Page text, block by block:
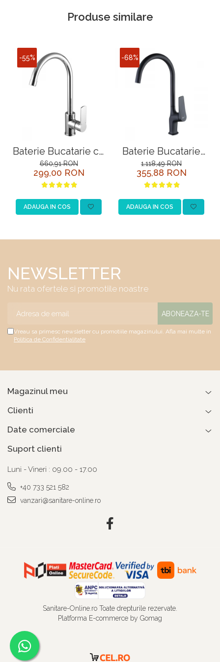
Produse similare
-55%
Baterie Bucatarie cu
Pipa Pivotanta
Lemark Plus Grace
LM1505C Crom
660,91 RON
299,00 RON
ADAUGA IN COS
-68%
Baterie Bucatarie
Lemark Bronx
LM3705BL Negru
1.118,49 RON
355,88 RON
ADAUGA IN COS
NEWSLETTER
Nu rata ofertele si promotiile noastre
Vreau sa primesc newsletter cu promotiile magazinului. Afla mai multe in
Politica de Confidentialitate
Magazinul meu
Clienti
Date comerciale
Suport clienti
Luni - Vineri : 09.00 - 17.00
+40 733 521 582
vanzari@sanitare-online.ro
Sanitare-Online.ro Toate drepturile rezervate.
Platforma E-commerce by Gomag